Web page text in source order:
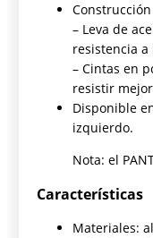
– Leva de
resistencia
– Cintas en
resistir
Disponible
izquierdo.
Nota: el
Características
Materiales: